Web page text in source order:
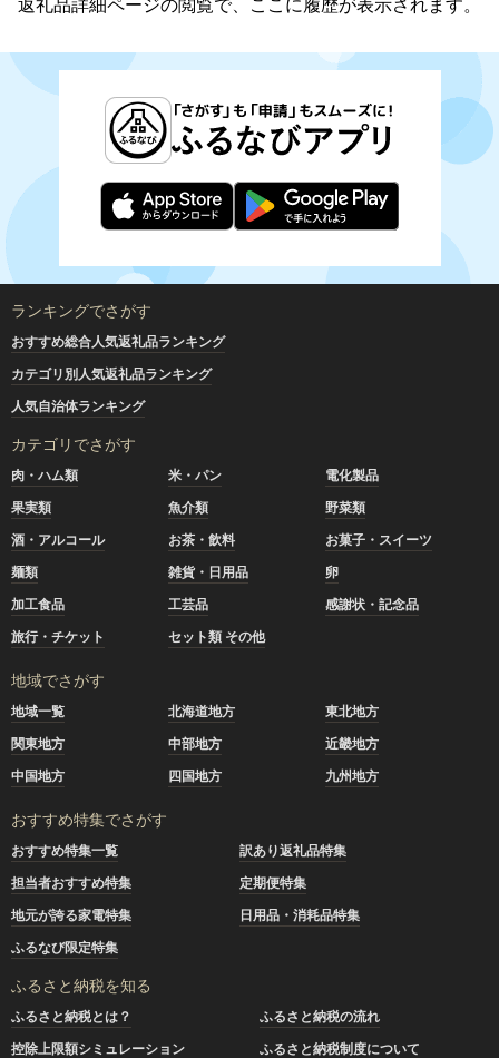
ランキングでさがす
おすすめ総合人気返礼品ランキング
カテゴリ別人気返礼品ランキング
人気自治体ランキング
カテゴリでさがす
肉・ハム類 米・パン
電化製品
果実類
魚介類
野菜類
酒・アルコール
お茶・飲料
お菓子・スイーツ
麺類
雑貨・日用品
卵
加工食品
工芸品
感謝状・記念品
旅行・チケット
セット類 その他
地域でさがす
地域一覧 北海道地方
東北地方
関東地方
中部地方
近畿地方
中国地方
四国地方 九州地方
おすすめ特集でさがす
おすすめ特集一覧
訳あり返礼品特集
担当者おすすめ特集
定期便特集
地元が誇る家電特集
日用品・消耗品特集
ふるなび限定特集
ふるさと納税を知る
ふるさと納税とは？
ふるさと納税の流れ
控除上限額シミュレーション
ふるさと納税制度について